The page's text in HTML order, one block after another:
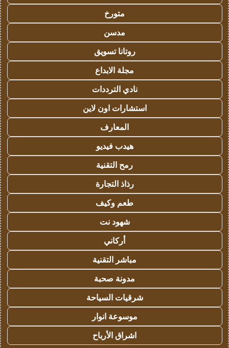
متورخ
مدسن
روتانا تسويق
مجلة الابداع
نادي الترددات
استشارات اون لاين
المعارف
هيدب فيديو
رمح التقنية
رذاذ التجارة
طعم وكيف
شهود نت
أركاني
مباشر التقنية
مدونة صحبة
شرقيات السياحة
موسوعة انوار
اشراق الأرباح